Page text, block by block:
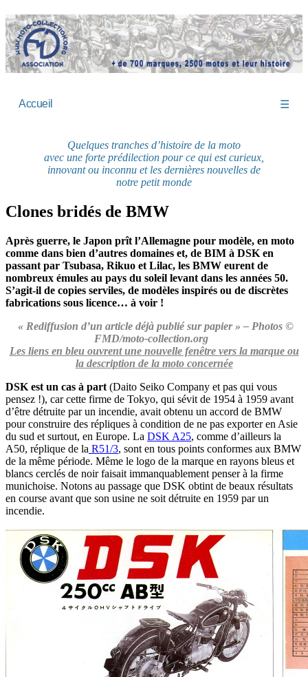
Accueil ☰
Quelques tranches d’histoire de la moto
avec une forte prédilection pour ce qui est curieux,
innovant ou inconnu et les dernières nouvelles de
notre petit monde
Clones bridés de BMW
Après guerre, le Japon prît l’Allemagne pour modèle, en moto
comme dans bien d’autres domaines et, de BIM à DSK en
passant par Tsubasa, Rikuo et Lilac, les BMW eurent de
nombreux émules au pays du soleil levant dans les années 50.
S’agit-il de copies serviles, de modèles inspirés ou de discrètes
fabrications sous licence… à voir !
« Rediffusion d’un article déjà publié sur papier » – Photos ©
FMD/moto-collection.org
Les liens en bleu ouvrent une nouvelle fenêtre vers la marque ou
la description de la moto concernée
DSK est un cas à part (Daito Seiko Company et pas qui vous
pensez !), car cette firme de Tokyo, qui sévit de 1954 à 1959 avant
d’être détruite par un incendie, avait obtenu un accord de BMW
pour construire des répliques à condition de ne pas exporter en Asie
du sud et surtout, en Europe. La DSK A25, comme d’ailleurs la
A50, réplique de la R51/3, sont en tous points conformes aux BMW
de la même période. Même le logo de la marque en rayons bleus et
blancs cerclés de noir faisait immanquablement penser à la firme
munichoise. Notons au passage que DSK obtint de beaux résultats
en course avant que son usine ne soit détruite en 1959 par un
incendie.